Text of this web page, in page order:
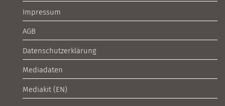
Impressum
AGB
Datenschutzerklärung
Mediadaten
Mediakit (EN)